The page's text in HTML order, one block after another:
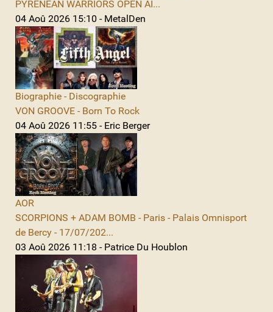
PYRENEAN WARRIORS OPEN AI...
04 Aoû 2026 15:10 - MetalDen
Biographie - Discographie
VON GROOVE - Born To Rock
04 Aoû 2026 11:55 - Eric Berger
AOR
SCORPIONS + ADAM BOMB - Paris - Palais Omnisport
de Bercy - 17/07/202...
03 Aoû 2026 11:18 - Patrice Du Houblon